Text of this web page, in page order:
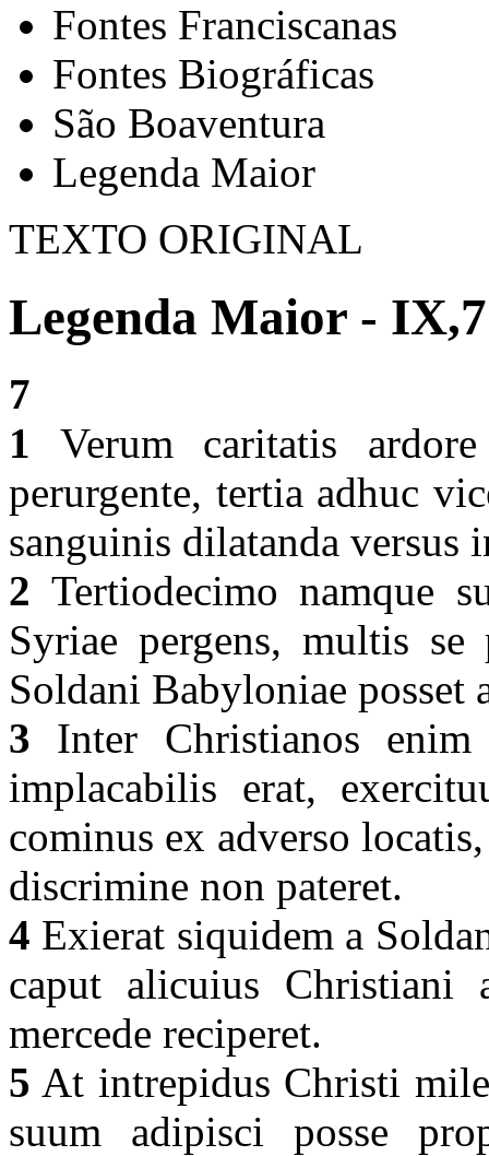
Fontes Franciscanas
Fontes Biográficas
São Boaventura
Legenda Maior
TEXTO ORIGINAL
Legenda Maior - IX,7
7
1 Verum caritatis
perurgente, tertia adhuc
sanguinis dilatanda
2 Tertiodecimo namque
Syriae pergens, multis
Soldani Babyloniae posset
3 Inter Christianos
implacabilis erat,
cominus ex adverso
discrimine non pateret.
4 Exierat siquidem a
caput alicuius Christiani
mercede reciperet.
5 At intrepidus Christi
suum adipisci posse